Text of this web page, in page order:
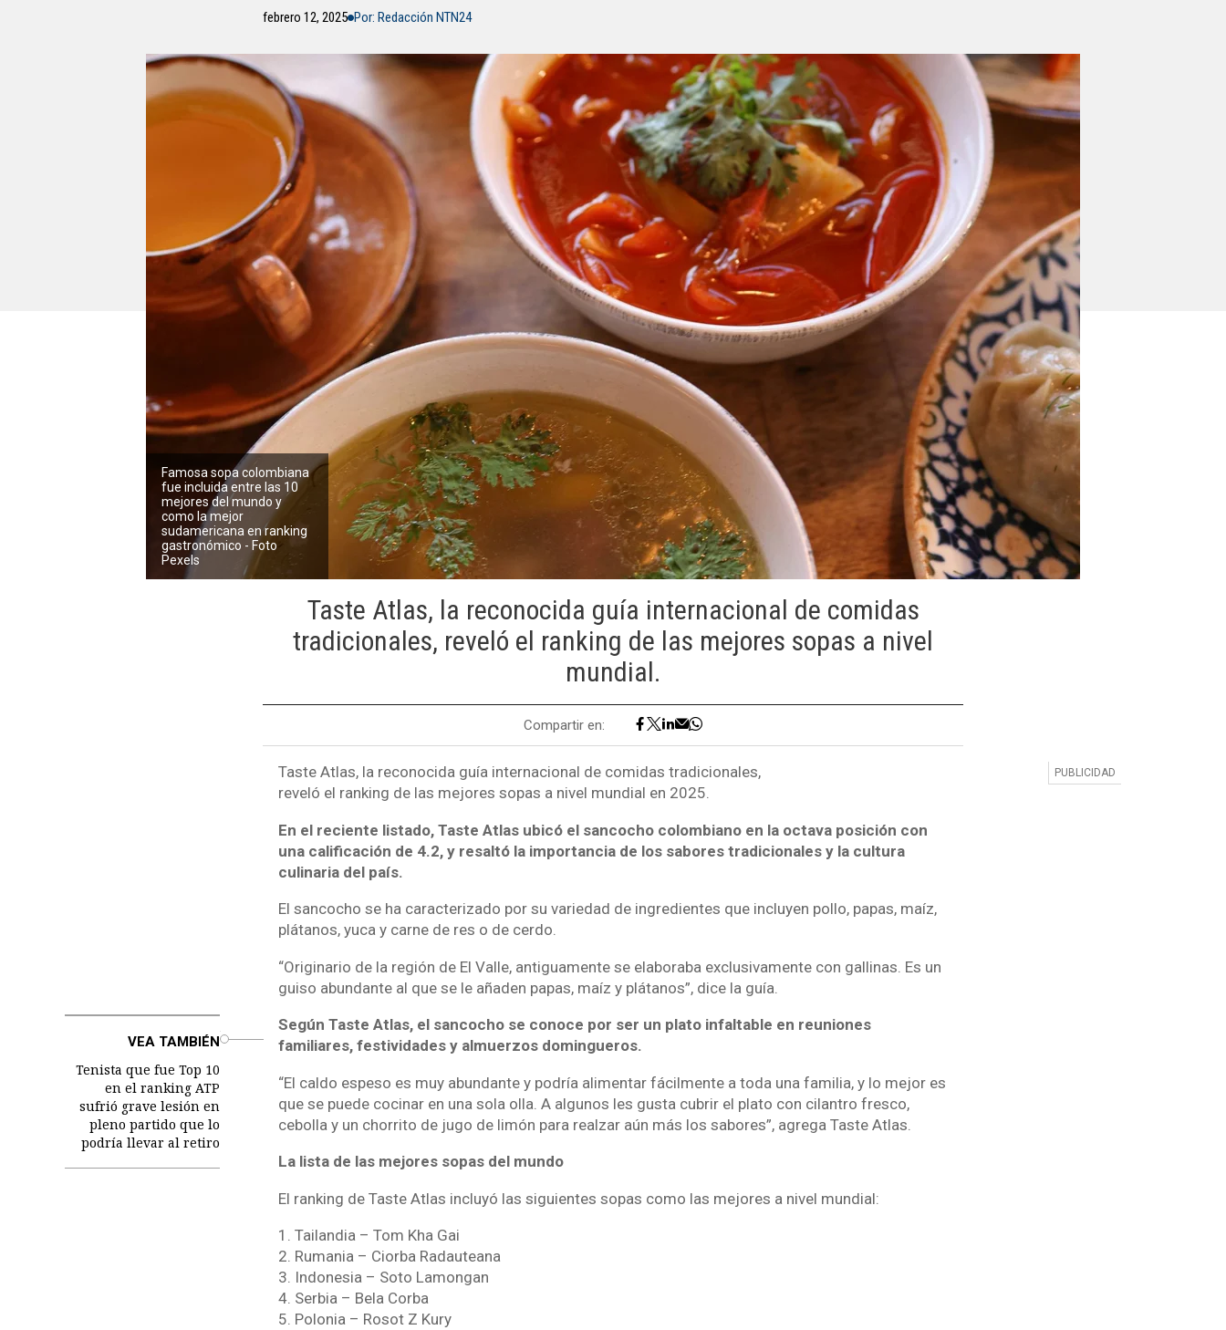
febrero 12, 2025 Por: Redacción NTN24
Famosa sopa colombiana
fue incluida entre las 10
mejores del mundo y
como la mejor
sudamericana en ranking
gastronómico - Foto
Pexels
Taste Atlas, la reconocida guía internacional de comidas
tradicionales, reveló el ranking de las mejores sopas a nivel
mundial.
Compartir en:
Taste Atlas, la reconocida guía internacional de comidas tradicionales,
reveló el ranking de las mejores sopas a nivel mundial en 2025.
En el reciente listado, Taste Atlas ubicó el sancocho colombiano en la octava posición con
una calificación de 4.2, y resaltó la importancia de los sabores tradicionales y la cultura
culinaria del país.
El sancocho se ha caracterizado por su variedad de ingredientes que incluyen pollo, papas, maíz,
plátanos, yuca y carne de res o de cerdo.
“Originario de la región de El Valle, antiguamente se elaboraba exclusivamente con gallinas. Es un
guiso abundante al que se le añaden papas, maíz y plátanos”, dice la guía.
VEA TAMBIÉN
Tenista que fue Top 10
en el ranking ATP
sufrió grave lesión en
pleno partido que lo
podría llevar al retiro
Según Taste Atlas, el sancocho se conoce por ser un plato infaltable en reuniones
familiares, festividades y almuerzos domingueros.
“El caldo espeso es muy abundante y podría alimentar fácilmente a toda una familia, y lo mejor es
que se puede cocinar en una sola olla. A algunos les gusta cubrir el plato con cilantro fresco,
cebolla y un chorrito de jugo de limón para realzar aún más los sabores”, agrega Taste Atlas.
La lista de las mejores sopas del mundo
El ranking de Taste Atlas incluyó las siguientes sopas como las mejores a nivel mundial:
1. Tailandia – Tom Kha Gai
2. Rumania – Ciorba Radauteana
3. Indonesia – Soto Lamongan
4. Serbia – Bela Corba
5. Polonia – Rosot Z Kury